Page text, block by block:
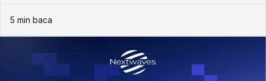
5 min baca